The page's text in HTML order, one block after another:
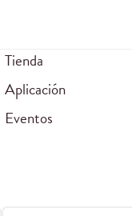
Tienda
Aplicación
Eventos